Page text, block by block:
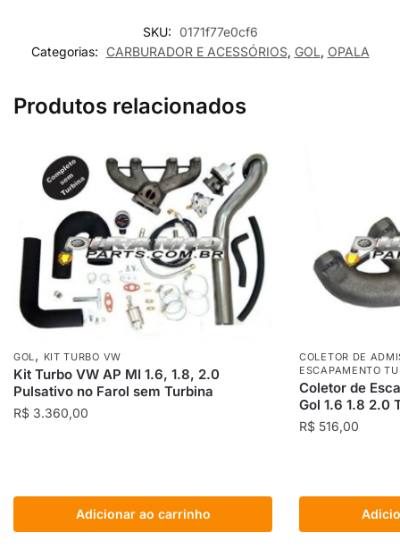
SKU: 0171f77e0cf6
Categorias:
CARBURADOR E ACESSÓRIOS, GOL, OPALA
Produtos relacionados
GOL, KIT TURBO VW
Kit Turbo VW AP MI 1.6, 1.8, 2.0
Pulsativo no Farol sem Turbina
R$ 3.360,00
Adicionar ao carrinho
COLETOR DE
ESCAPAMENTO
Coletor de
Gol 1.6 1.8 2.0
R$ 516,00